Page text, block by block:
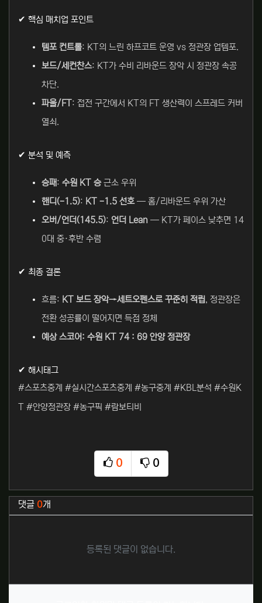
✔ 핵심 매치업 포인트
템포 컨트롤: KT의 느린 하프코트 운영 vs 정관장 업템포.
보드/세컨찬스: KT가 수비 리바운드 장악 시 정관장 속공
차단.
파울/FT : 접전 구간에서 KT의 FT 생산력이 스프레드 커버
열쇠.
✔ 분석 및 예측
승패: 수원 KT 승근소 우위
핸디(-1.5): KT -1.5 선호— 홈/리바운드 우위 가산
오버/언더(145.5): 언더 Lean — KT가 페이스 낮추면 14
0대 중·후반 수렴
✔ 최종 결론
흐름: KT 보드 장악→세트오펜스로 꾸준히 적립, 정관장은
전환 성공률이 떨어지면 득점 정체
예상 스코어: 수원 KT 74 : 69 안양 정관장
✔ 해시태그
#스포츠중계 #실시간스포츠중계 #농구중계 #KBL분석 #수원K
T #안양정관장 #농구픽 #람보티비
0
추천
0
비추천
관련자료
댓글 0개
등록된 댓글이 없습니다.